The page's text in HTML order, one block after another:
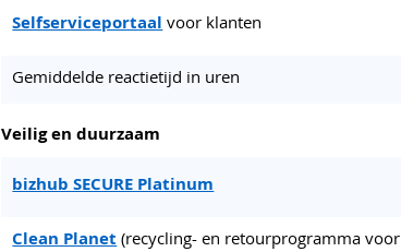
Selfserviceportaal voor klanten
Gemiddelde reactietijd in uren
Veilig en duurzaam
bizhub SECURE Platinum
Clean Planet (recycling- en retourprogramma voor